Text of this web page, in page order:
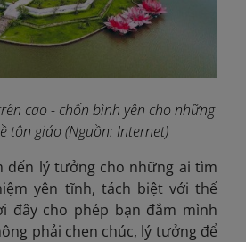
cao - chốn bình yên cho những
tôn giáo (Nguồn: Internet)
đến lý tưởng cho những ai tìm
yên tĩnh, tách biệt với thế
đây cho phép bạn đắm mình
phải chen chúc, lý tưởng để